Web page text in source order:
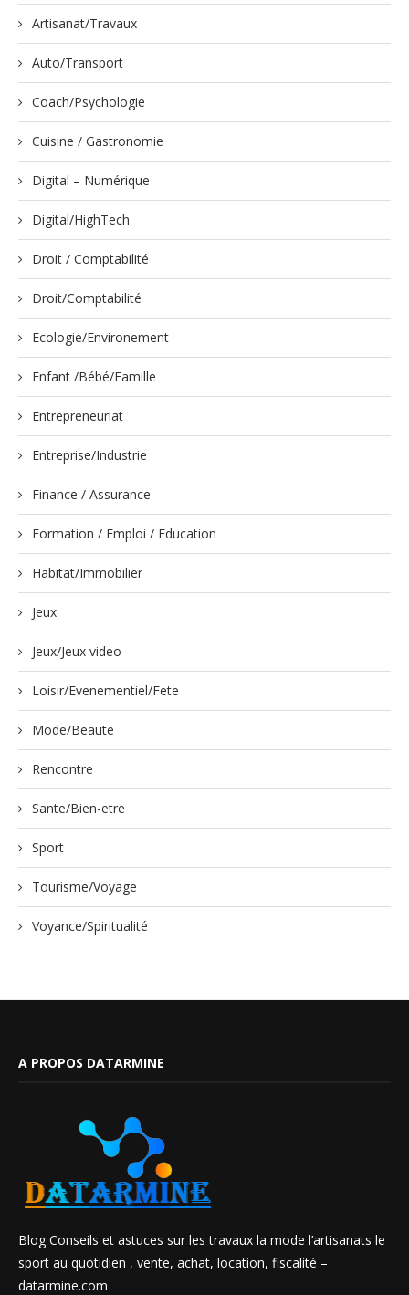
Artisanat/Travaux
Auto/Transport
Coach/Psychologie
Cuisine / Gastronomie
Digital – Numérique
Digital/HighTech
Droit / Comptabilité
Droit/Comptabilité
Ecologie/Environement
Enfant /Bébé/Famille
Entrepreneuriat
Entreprise/Industrie
Finance / Assurance
Formation / Emploi / Education
Habitat/Immobilier
Jeux
Jeux/Jeux video
Loisir/Evenementiel/Fete
Mode/Beaute
Rencontre
Sante/Bien-etre
Sport
Tourisme/Voyage
Voyance/Spiritualité
A PROPOS DATARMINE
Blog Conseils et astuces sur les travaux la mode l’artisanats le
sport au quotidien , vente, achat, location, fiscalité –
datarmine.com